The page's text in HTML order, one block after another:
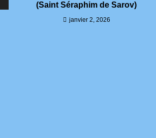
(Saint Séraphim de Sarov)
janvier 2, 2026